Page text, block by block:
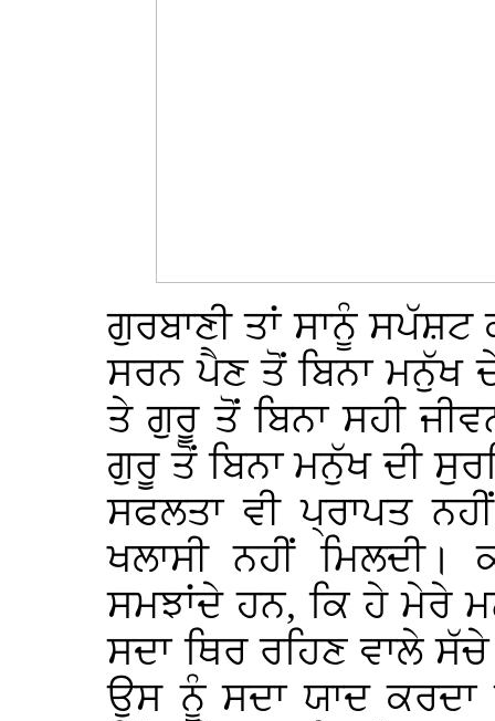
ਗੁਰਬਾਣੀ ਤਾਂ ਸਾਨੂੰ
ਸਰਨ ਪੈਣ ਤੋਂ ਬਿਨਾ ਮਨੁੱਖ
ਤੇ ਗੁਰੂ ਤੋਂ ਬਿਨਾ ਸਹੀ
ਗੁਰੂ ਤੋਂ ਬਿਨਾ ਮਨੁੱਖ ਦੀ
ਸਫਲਤਾ ਵੀ ਪ੍ਰਾਪਤ
ਖਲਾਸੀ ਨਹੀਂ
ਸਮਝਾਂਦੇ ਹਨ, ਕਿ ਹੇ ਮੇਰੇ
ਸਦਾ ਥਿਰ ਰਹਿਣ ਵਾਲੇ
ਉਸ ਨੂੰ ਸਦਾ ਯਾਦ